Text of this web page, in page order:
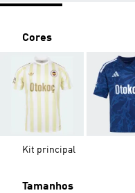
Cores
Kit principal
Tamanhos